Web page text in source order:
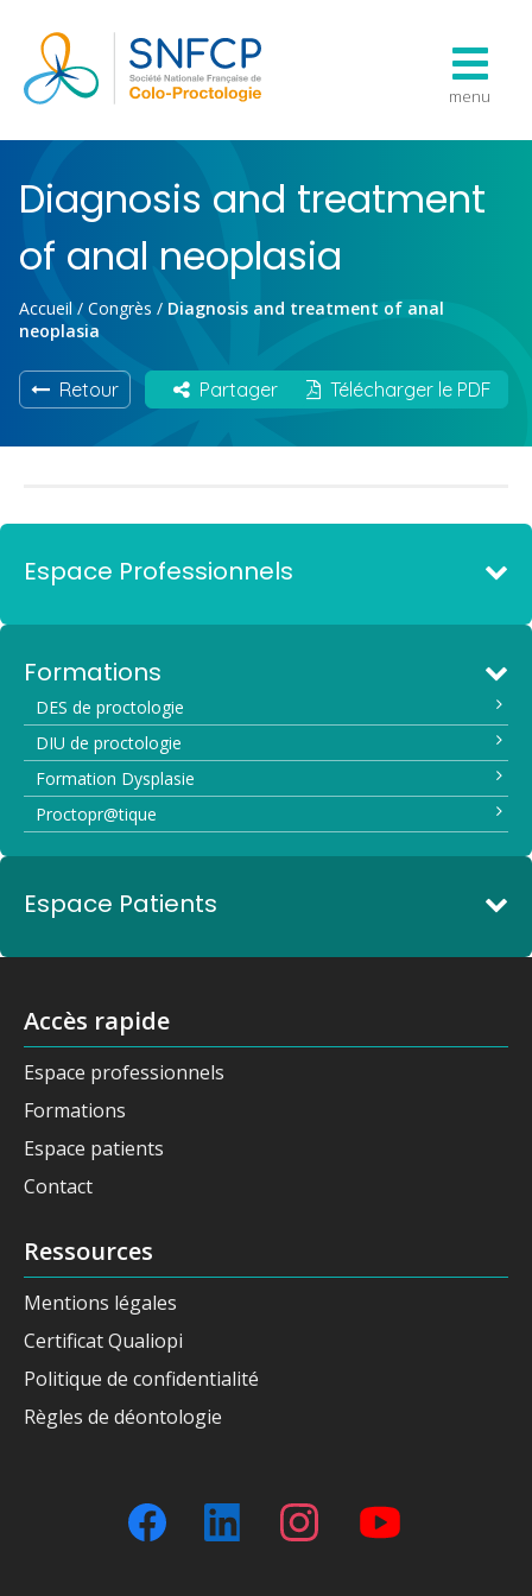
menu
Diagnosis and treatment
of anal neoplasia
Accueil / Congrès / Diagnosis and treatment of anal
neoplasia
Retour Partager Télécharger le PDF
Espace Professionnels
Formations
DES de proctologie
DIU de proctologie
Formation Dysplasie
Proctopr@tique
Espace Patients
Accès rapide
Espace professionnels
Formations
Espace patients
Contact
Ressources
Mentions légales
Certificat Qualiopi
Politique de confidentialité
Règles de déontologie